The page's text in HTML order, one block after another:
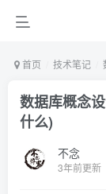
首页 技术笔记
数据库概念
什么)
不念
3年前更新